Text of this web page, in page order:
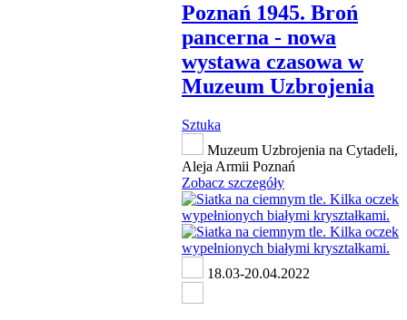
Poznań 1945. Broń
pancerna - nowa
wystawa czasowa w
Muzeum Uzbrojenia
Sztuka
Muzeum Uzbrojenia na Cytadeli,
Aleja Armii Poznań
Zobacz szczegóły
18.03-20.04.2022